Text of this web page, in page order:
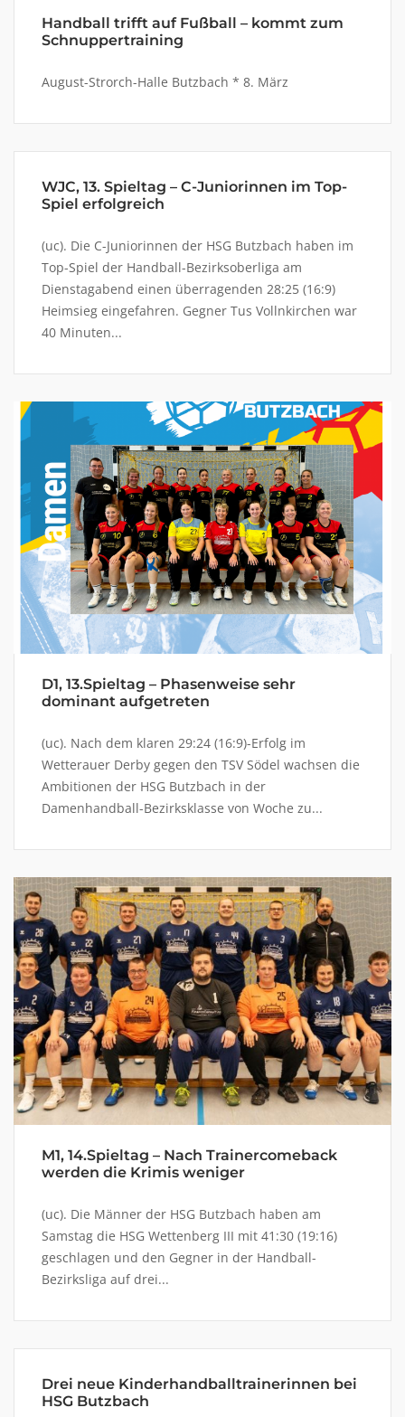
Handball trifft auf Fußball – kommt zum
Schnuppertraining
August-Strorch-Halle Butzbach * 8. März
WJC, 13. Spieltag – C-Juniorinnen im Top-
Spiel erfolgreich
(uc). Die C-Juniorinnen der HSG Butzbach haben im
Top-Spiel der Handball-Bezirksoberliga am
Dienstagabend einen überragenden 28:25 (16:9)
Heimsieg eingefahren. Gegner Tus Vollnkirchen war
40 Minuten...
D1, 13.Spieltag – Phasenweise sehr
dominant aufgetreten
(uc). Nach dem klaren 29:24 (16:9)-Erfolg im
Wetterauer Derby gegen den TSV Södel wachsen die
Ambitionen der HSG Butzbach in der
Damenhandball-Bezirksklasse von Woche zu...
M1, 14.Spieltag – Nach Trainercomeback
werden die Krimis weniger
(uc). Die Männer der HSG Butzbach haben am
Samstag die HSG Wettenberg III mit 41:30 (19:16)
geschlagen und den Gegner in der Handball-
Bezirksliga auf drei...
Drei neue Kinderhandballtrainerinnen bei
HSG Butzbach